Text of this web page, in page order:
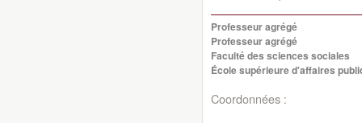
Professeur agrégé
Professeur agrégé
Faculté des sciences sociales
École supérieure d'affaires
Coordonnées :